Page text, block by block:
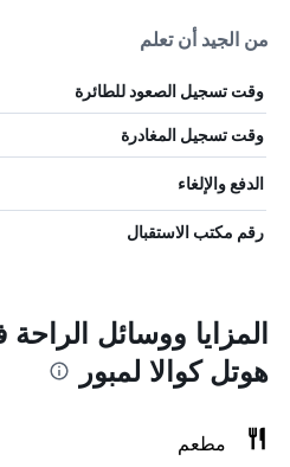
من الجيد أن تعلم
وقت تسجيل الصعود للطائرة
وقت تسجيل المغادرة
الدفع والإلغاء
رقم مكتب الاستقبال
المزايا ووسائل
هوتل كوالا لمبور
مطعم